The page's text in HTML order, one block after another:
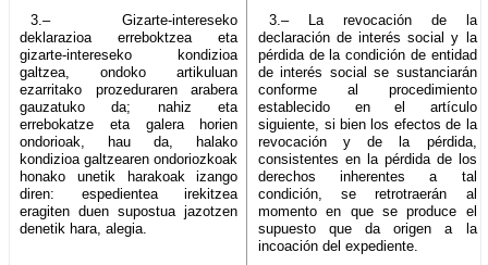
3.– Gizarte-intereseko
deklarazioa erreboktzea eta
gizarte-intereseko kondizioa
galtzea, ondoko artikuluan
ezarritako prozeduraren arabera
gauzatuko da; nahiz eta
errebokatze eta galera horien
ondorioak, hau da, halako
kondizioa galtzearen ondoriozkoak
honako unetik harakoak izango
diren: espedientea irekitzea
eragiten duen supostua jazotzen
denetik hara, alegia.
3.– La revocación de la
declaración de interés social y la
pérdida de la condición de entidad
de interés social se sustanciarán
conforme al procedimiento
establecido en el artículo
siguiente, si bien los efectos de la
revocación y de la pérdida,
consistentes en la pérdida de los
derechos inherentes a tal
condición, se retrotraerán al
momento en que se produce el
supuesto que da origen a la
incoación del expediente.